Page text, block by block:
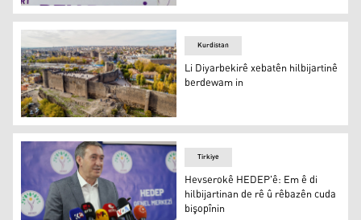
HEDEPê kurtenavê xwe guhert û kir: DEM Partî
Diyarbekir
Kurdistan
Li Diyarbekirê xebatên hilbijartinê
berdewam in
Tirkiye
Hevserokê HEDEP'ê: Em ê di
hilbijartinan de rê û rêbazên cuda
bişopînin